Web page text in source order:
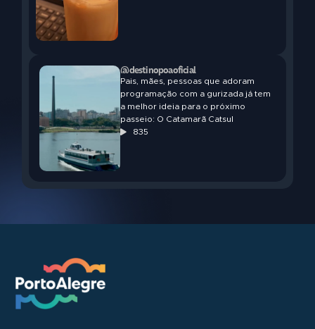
@destinopoaoficial
Pais, mães, pessoas que adoram
programação com a gurizada já tem
a melhor ideia para o próximo
passeio: O Catamarã Catsul
835